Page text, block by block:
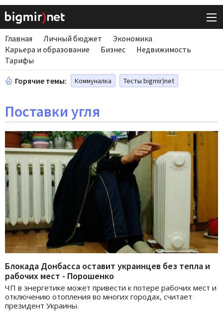
Главная Личный бюджет
Экономика
Карьера и образование
Бизнес
Недвижимость
Тарифы
Горячие темы: Коммуналка Тесты bigmir)net
Поставки угля
Блокада Донбасса оставит украинцев без тепла и
рабочих мест - Порошенко
ЧП в энергетике может привести к потере рабочих мест и
отключению отопления во многих городах, считает
президент Украины.